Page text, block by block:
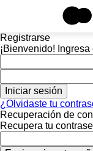
Registrarse
¡Bienvenido!
¿Olvidaste tu
Recuperación de
Recupera tu